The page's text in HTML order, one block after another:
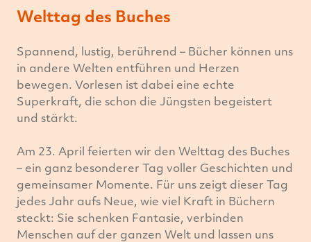
Welttag des Buches
Spannend, lustig, berührend – Bücher können uns
in andere Welten entführen und Herzen
bewegen. Vorlesen ist dabei eine echte
Superkraft, die schon die Jüngsten begeistert
und stärkt.
Am 23. April feierten wir den Welttag des Buches
– ein ganz besonderer Tag voller Geschichten und
gemeinsamer Momente. Für uns zeigt dieser Tag
jedes Jahr aufs Neue, wie viel Kraft in Büchern
steckt: Sie schenken Fantasie, verbinden
Menschen auf der ganzen Welt und lassen uns